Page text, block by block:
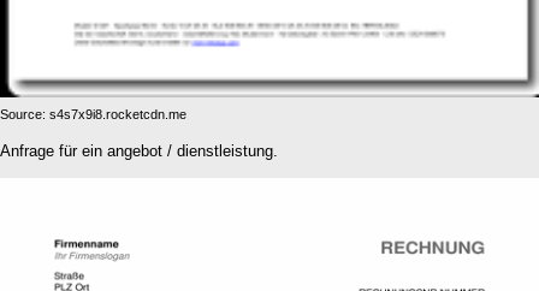
Source: s4s7x9i8.rocketcdn.me
Anfrage für ein angebot / dienstleistung.